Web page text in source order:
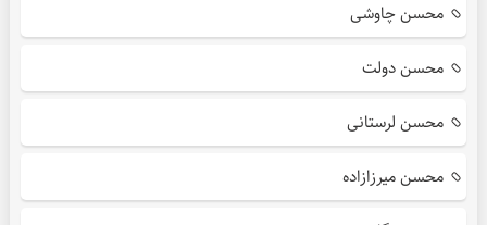
محسن چاوشی
محسن دولت
محسن لرستانی
محسن میرزازاده